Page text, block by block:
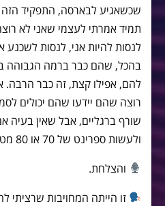
שכשאגיע לבארסה, התפקיד הזה
תמיד אמרתי לעצמי שאני לא
לנסות להיות אני, לנסות
בהכל, שהם כבר ברמה הגבוהה
להם, אפילו קצת, זה כבר הרבה.
רוצה שהם יידעו שהם יכולים
שורף ברגליים, אבל שאין בעיה
ולעשות ספרינט של 70 או 80 מטר. אני אעשה גם את זה'.
והצלחת.
זו הייתה המחויבות שרציתי